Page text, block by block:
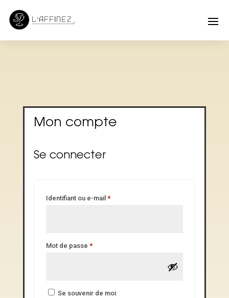
Mon compte
Se connecter
Identifiant ou e-mail *Obligatoire
Mot de passe *Obligatoire
Se souvenir de moi